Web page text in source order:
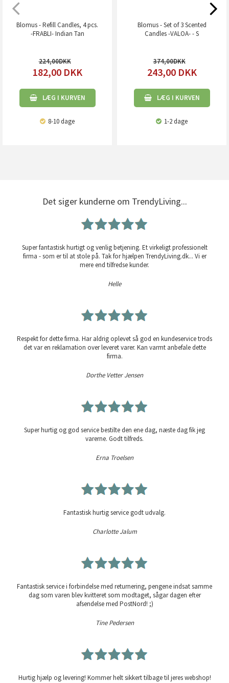
Blomus - Refill Candles, 4 pcs.
-FRABLI- Indian Tan
224,00
182,00 DKK
LÆG I KURVEN
8-10 dage
Blomus - Set of 3 Scented
Candles -VALOA- - S
374,00
243,00 DKK
LÆG I KURVEN
1-2 dage
Det siger kunderne om TrendyLiving...
Super fantastisk hurtigt og venlig betjening. Et virkeligt professionelt
firma - som er til at stole på. Tak for hjælpen TrendyLiving.dk... Vi er
mere end tilfredse kunder.
Helle
Respekt for dette firma. Har aldrig oplevet så god en kundeservice trods
det var en reklamation over leveret varer. Kan varmt anbefale dette
firma.
Dorthe Vetter Jensen
Super hurtig og god service bestilte den ene dag, næste dag fik jeg
varerne. Godt tilfreds.
Erna Troelsen
Fantastisk hurtig service godt udvalg.
Charlotte Jalum
Fantastisk service i forbindelse med returnering, pengene indsat samme
dag som varen blev kvitteret som modtaget, sågar dagen efter
afsendelse med PostNord! ;)
Tine Pedersen
Hurtig hjælp og levering! Kommer helt sikkert tilbage til jeres webshop!